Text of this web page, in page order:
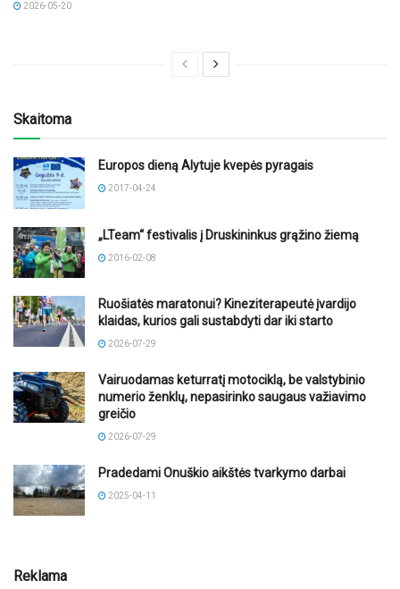
2026-05-20
Skaitoma
Europos dieną Alytuje kvepės pyragais
2017-04-24
„LTeam“ festivalis į Druskininkus grąžino žiemą
2016-02-08
Ruošiatės maratonui? Kineziterapeutė įvardijo
klaidas, kurios gali sustabdyti dar iki starto
2026-07-29
Vairuodamas keturratį motociklą, be valstybinio
numerio ženklų, nepasirinko saugaus važiavimo
greičio
2026-07-29
Pradedami Onuškio aikštės tvarkymo darbai
2025-04-11
Reklama